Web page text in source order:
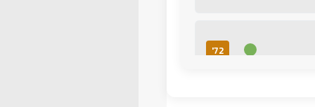
72'